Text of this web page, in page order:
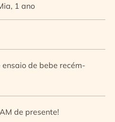
1 ano
de bebe recém-
de presente!